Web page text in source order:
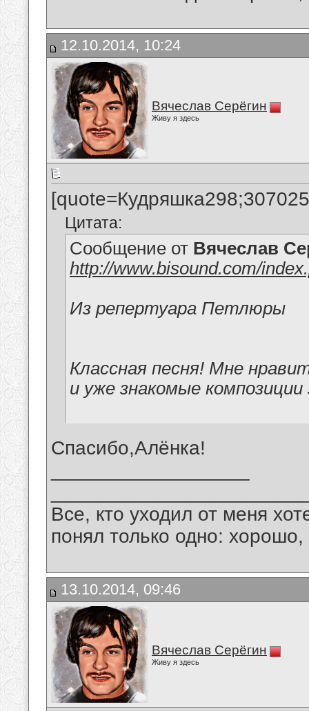
12.10.2014, 10:24
Вячеслав Серёгин
Живу я здесь
Цитата:
Сообщение от Вячеслав
http://www.bisound.com/
Из репертуара Петлюры
Классная песня! Мне
и уже знакомые
Спасибо,Алёнка!
Все, кто уходил от меня
понял только одно:
13.10.2014, 09:46
Вячеслав Серёгин
Живу я здесь